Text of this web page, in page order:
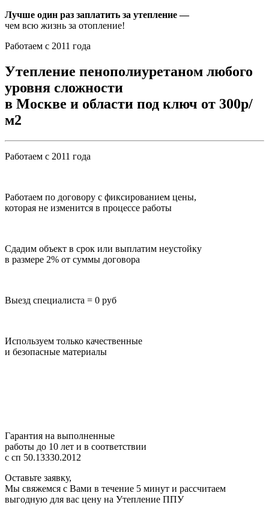
Лучше один раз заплатить за утепление —
чем всю жизнь за отопление!
Работаем с 2011 года
Утепление пенополиуретаном любого
уровня сложности
в Москве и области под ключ от 300р/
м2
Работаем с 2011 года
Работаем по договору с фиксированием цены,
которая не изменится в процессе работы
Сдадим объект в срок или выплатим неустойку
в размере 2% от суммы договора
Выезд специалиста = 0 руб
Используем только качественные
и безопасные материалы
Гарантия на выполненные
работы до 10 лет и в соответствии
с сп 50.13330.2012
Оставьте заявку,
Мы свяжемся с Вами в течение 5 минут и рассчитаем
выгодную для вас цену на Утепление ППУ